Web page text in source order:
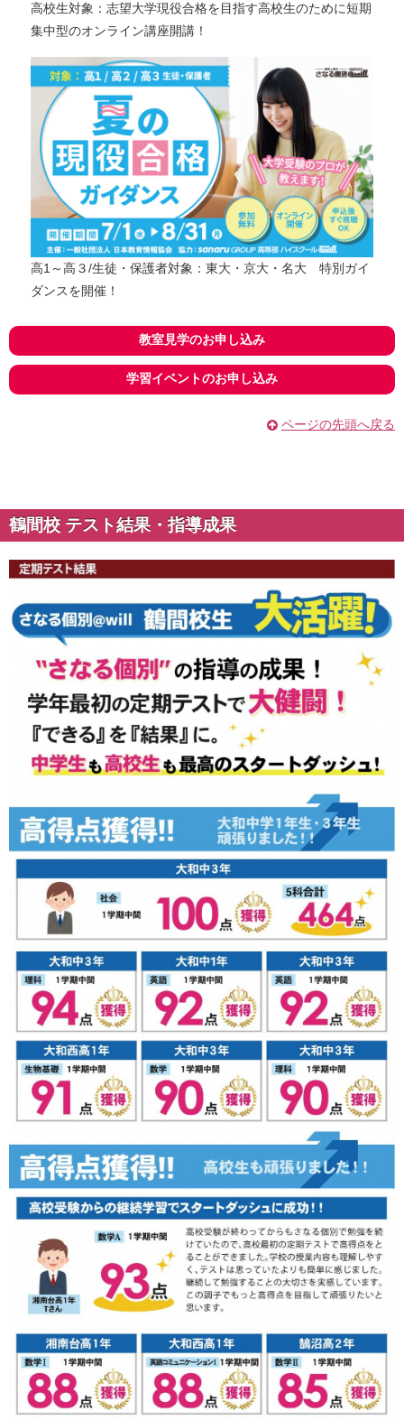
高校生対象：志望大学現役合格を目指す高校生のために短期
集中型のオンライン講座開講！
高1～高３/生徒・保護者対象：東大・京大・名大 特別ガイ
ダンスを開催！
教室見学のお申し込み
学習イベントのお申し込み
ページの先頭へ戻る
鶴間校 テスト結果・指導成果